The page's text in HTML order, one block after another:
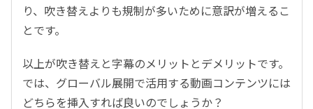
り、吹き替えよりも規制が多いために意訳が増えるこ
とです。
以上が吹き替えと字幕のメリットとデメリットです。
では、グローバル展開で活用する動画コンテンツには
どちらを挿入すれば良いのでしょうか？